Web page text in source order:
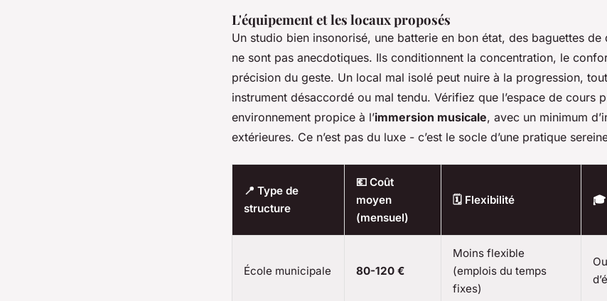
L'équipement et les locaux proposés
Un studio bien insonorisé, une batterie en bon état, des baguettes de
ne sont pas anecdotiques. Ils conditionnent la concentration, le
précision du geste. Un local mal isolé peut nuire à la progression,
instrument désaccordé ou mal tendu. Vérifiez que l’espace de cours
environnement propice à l’immersion musicale, avec un minimum
extérieures. Ce n’est pas du luxe - c’est le socle d’une pratique
📍 Type de
structure
💶 Coût
moyen
(mensuel)
🗓 Flexibilité
École municipale 80-120 €
Moins flexible
(emplois du temps
fixes)